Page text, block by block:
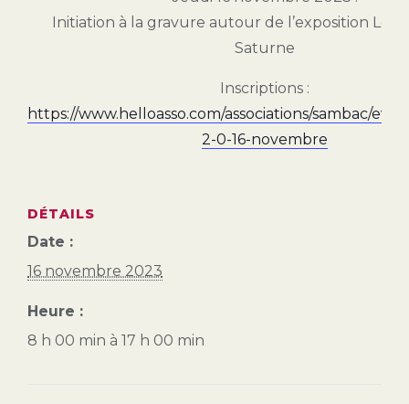
Initiation à la gravure autour de l’exposition Les
Saturne
Inscriptions :
https://www.helloasso.com/associations/sambac/
2-0-16-novembre
DÉTAILS
Date :
16 novembre 2023
Heure :
8 h 00 min à 17 h 00 min